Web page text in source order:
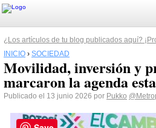
¿Los artículos de tu blog publicados aquí?
INICIO › SOCIEDAD
Movilidad, inversión y
marcaron la agenda
Publicado el 13 junio 2026 por Pukko